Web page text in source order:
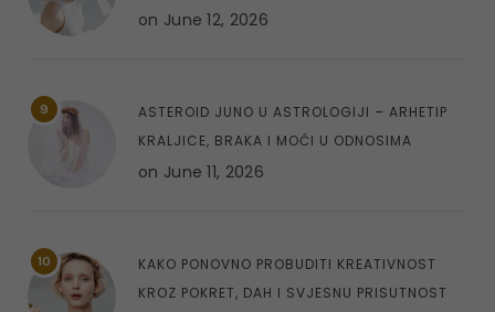
on June 12, 2026
9
ASTEROID JUNO U ASTROLOGIJI – ARHETIP
KRALJICE, BRAKA I MOĆI U ODNOSIMA
on June 11, 2026
10
KAKO PONOVNO PROBUDITI KREATIVNOST
KROZ POKRET, DAH I SVJESNU PRISUTNOST